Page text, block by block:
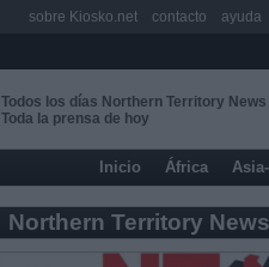
Todos los días Northern Territory News
Toda la prensa de hoy
Inicio África
Northern Territory News
sobre Kiosko.net contacto ayuda